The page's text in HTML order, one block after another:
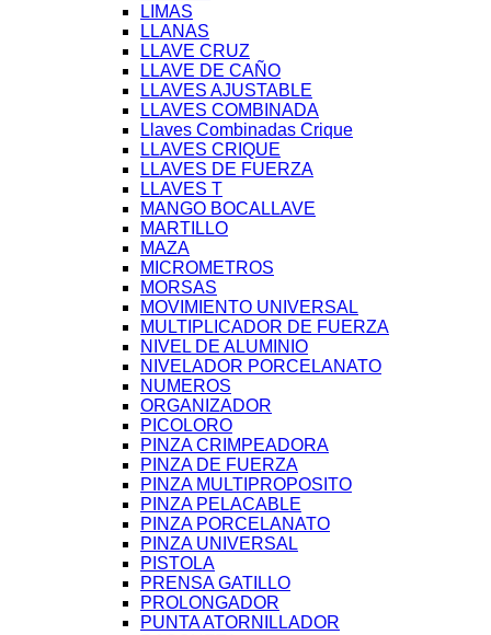
LIMAS
LLANAS
LLAVE CRUZ
LLAVE DE CAÑO
LLAVES AJUSTABLE
LLAVES COMBINADA
Llaves Combinadas Crique
LLAVES CRIQUE
LLAVES DE FUERZA
LLAVES T
MANGO BOCALLAVE
MARTILLO
MAZA
MICROMETROS
MORSAS
MOVIMIENTO UNIVERSAL
MULTIPLICADOR DE FUERZA
NIVEL DE ALUMINIO
NIVELADOR PORCELANATO
NUMEROS
ORGANIZADOR
PICOLORO
PINZA CRIMPEADORA
PINZA DE FUERZA
PINZA MULTIPROPOSITO
PINZA PELACABLE
PINZA PORCELANATO
PINZA UNIVERSAL
PISTOLA
PRENSA GATILLO
PROLONGADOR
PUNTA ATORNILLADOR